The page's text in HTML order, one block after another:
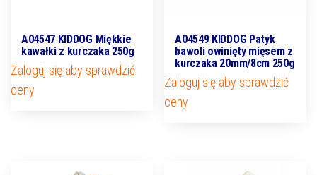
A04547 KIDDOG Miękkie
kawałki z kurczaka 250g
Zaloguj się aby sprawdzić
ceny
A04549 KIDDOG Patyk
bawoli owinięty mięsem z
kurczaka 20mm/8cm 250g
Zaloguj się aby sprawdzić
ceny